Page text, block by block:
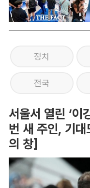
정치
전국
서울서 열린 ‘이
번 새 주인, 기
의 창]